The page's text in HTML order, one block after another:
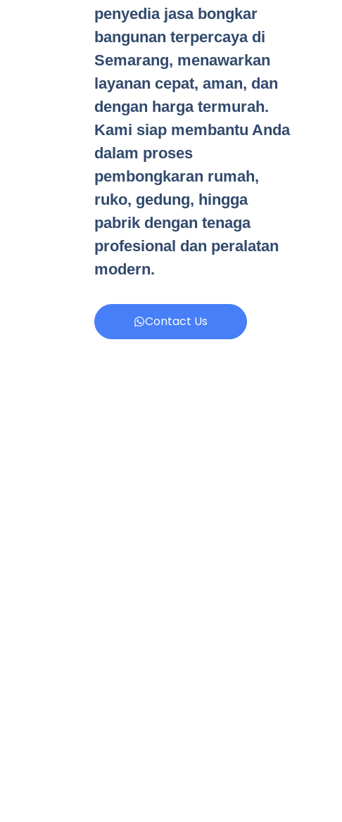
penyedia jasa bongkar
bangunan terpercaya di
Semarang, menawarkan
layanan cepat, aman, dan
dengan harga termurah.
Kami siap membantu Anda
dalam proses
pembongkaran rumah,
ruko, gedung, hingga
pabrik dengan tenaga
profesional dan peralatan
modern.
Contact Us